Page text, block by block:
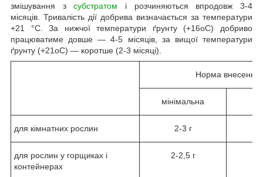
змішування зсубстратом і розчиняються впродовж 3-4
місяців. Тривалість дії добрива визначається за температури
+21 °C. За нижчої температури ґрунту (+16oC) добриво
працюватиме довше — 4-5 місяців, за вищої температури
ґрунту (+21oC) — коротше (2-3 місяці).
Норма внесення
мінімальна
для кімнатних рослин 2-3 г
для рослин у горщиках і
контейнерах
2-2,5 г